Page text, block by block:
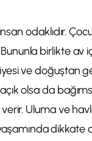
odaklıdır.
Bununla birlikte
ve doğuştan
olsa da
Uluma ve
dikkate